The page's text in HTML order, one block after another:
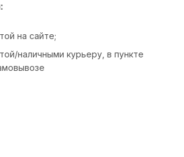
на сайте;
наличными курьеру, в пункте